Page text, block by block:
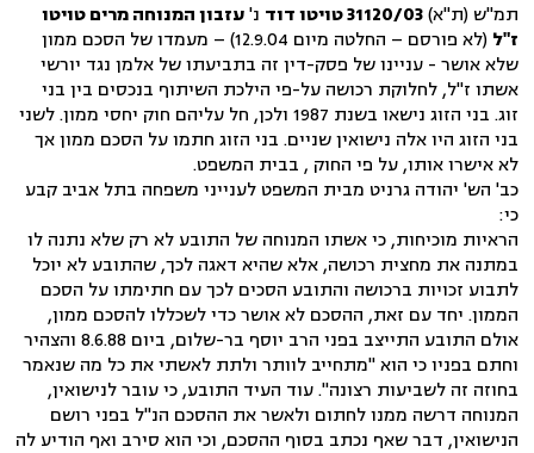
תמ"ש (ת"א)31120/03 טויטו דוד נ'עזבון המנוחה מרים טויטו
ז"ל
(לא פורסם – החלטה מיום 12.9.04) – מעמדו של הסכם ממון
שלא אושר - עניינו של פסק-דין זה בתביעתו של אלמן נגד יורשי
אשתו ז"ל, לחלוקת רכושה על-פי הילכת השיתוף בנכסים בין בני
זוג. בני הזוג נישאו בשנת 1987 ולכן, חל עליהם חוק יחסי ממון. לשני
בני הזוג היו אלה נישואין שניים. בני הזוג חתמו על הסכם ממון אך
לא אישרו אותו, על פי החוק , בבית המשפט.
כב' הש' יהודה גרניט מבית המשפט לענייני משפחה בתל אביב קבע
כי:
הראיות מוכיחות, כי אשתו המנוחה של התובע לא רק שלא נתנה לו
במתנה את מחצית רכושה, אלא שהיא דאגה לכך, שהתובע לא יוכל
לתבוע זכויות ברכושה והתובע הסכים לכך עם חתימתו על הסכם
הממון. יחד עם זאת, ההסכם לא אושר כדי לשכללו להסכם ממון,
אולם התובע התייצב בפני הרב יוסף בר-שלום, ביום 8.6.88 והצהיר
וחתם בפניו כי הוא "מתחייב לוותר ולתת לאשתי את כל מה שנאמר
בחוזה זה לשביעות רצונה". עוד העיד התובע, כי עובר לנישואין,
המנוחה דרשה ממנו לחתום ולאשר את ההסכם הנ"ל בפני רושם
הנישואין, דבר שאף נכתב בסוף ההסכם, וכי הוא סירב ואף הודיע לה